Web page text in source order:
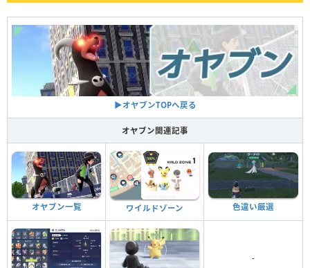
▶︎オヤブンTOPへ戻る
オヤブン関連記事
オヤブン一覧 ワイルドゾーン 色違い厳選
-